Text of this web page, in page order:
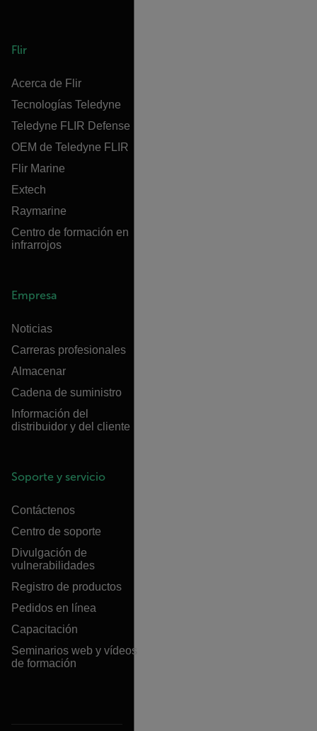
Flir
Acerca de Flir
Tecnologías Teledyne
Teledyne FLIR Defense
OEM de Teledyne FLIR
Flir Marine
Extech
Raymarine
Centro de formación en
infrarrojos
Empresa
Noticias
Carreras profesionales
Almacenar
Cadena de suministro
Información del
distribuidor y del cliente
Soporte y servicio
Contáctenos
Centro de soporte
Divulgación de
vulnerabilidades
Registro de productos
Pedidos en línea
Capacitación
Seminarios web y vídeos
de formación